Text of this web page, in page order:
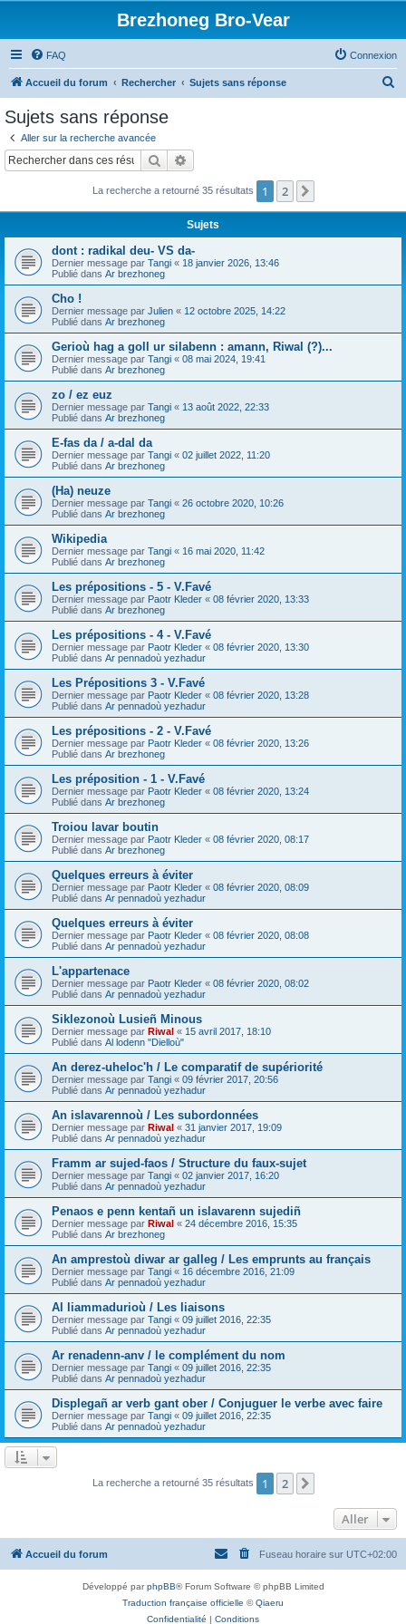
Brezhoneg Bro-Vear
FAQ Connexion
Accueil du forum Rechercher Sujets sans réponse
c
Sujets sans réponse
Aller sur la recherche avancée
Rechercher
La recherche a retourné 35 résultats 1 2
Sujets
dont : radikal deu- VS da-
Dernier message par Tangi « 18 janvier 2026, 13:46
Publié dans Ar brezhoneg
Cho !
Dernier message par Julien « 12 octobre 2025, 14:22
Publié dans Ar brezhoneg
Gerioù hag a goll ur silabenn : amann, Riwal (?)...
Dernier message par Tangi « 08 mai 2024, 19:41
Publié dans Ar brezhoneg
zo / ez euz
Dernier message par Tangi « 13 août 2022, 22:33
Publié dans Ar brezhoneg
E-fas da / a-dal da
Dernier message par Tangi « 02 juillet 2022, 11:20
Publié dans Ar brezhoneg
(Ha) neuze
Dernier message par Tangi « 26 octobre 2020, 10:26
Publié dans Ar brezhoneg
Wikipedia
Dernier message par Tangi « 16 mai 2020, 11:42
Publié dans Ar brezhoneg
Les prépositions - 5 - V.Favé
Dernier message par Paotr Kleder « 08 février 2020, 13:33
Publié dans Ar brezhoneg
Les prépositions - 4 - V.Favé
Dernier message par Paotr Kleder « 08 février 2020, 13:30
Publié dans Ar pennadoù yezhadur
Les Prépositions 3 - V.Favé
Dernier message par Paotr Kleder « 08 février 2020, 13:28
Publié dans Ar pennadoù yezhadur
Les prépositions - 2 - V.Favé
Dernier message par Paotr Kleder « 08 février 2020, 13:26
Publié dans Ar brezhoneg
Les préposition - 1 - V.Favé
Dernier message par Paotr Kleder « 08 février 2020, 13:24
Publié dans Ar brezhoneg
Troiou lavar boutin
Dernier message par Paotr Kleder « 08 février 2020, 08:17
Publié dans Ar brezhoneg
Quelques erreurs à éviter
Dernier message par Paotr Kleder « 08 février 2020, 08:09
Publié dans Ar pennadoù yezhadur
Quelques erreurs à éviter
Dernier message par Paotr Kleder « 08 février 2020, 08:08
Publié dans Ar pennadoù yezhadur
L'appartenace
Dernier message par Paotr Kleder « 08 février 2020, 08:02
Publié dans Ar pennadoù yezhadur
Siklezonoù Lusieñ Minous
Dernier message par Riwal « 15 avril 2017, 18:10
Publié dans Al lodenn "Dielloù"
An derez-uheloc'h / Le comparatif de supériorité
Dernier message par Tangi « 09 février 2017, 20:56
Publié dans Ar pennadoù yezhadur
An islavarennoù / Les subordonnées
Dernier message par Riwal « 31 janvier 2017, 19:09
Publié dans Ar pennadoù yezhadur
Framm ar sujed-faos / Structure du faux-sujet
Dernier message par Tangi « 02 janvier 2017, 16:20
Publié dans Ar pennadoù yezhadur
Penaos e penn kentañ un islavarenn sujediñ
Dernier message par Riwal « 24 décembre 2016, 15:35
Publié dans Ar brezhoneg
An amprestoù diwar ar galleg / Les emprunts au français
Dernier message par Tangi « 16 décembre 2016, 21:09
Publié dans Ar pennadoù yezhadur
Al liammadurioù / Les liaisons
Dernier message par Tangi « 09 juillet 2016, 22:35
Publié dans Ar pennadoù yezhadur
Ar renadenn-anv / le complément du nom
Dernier message par Tangi « 09 juillet 2016, 22:35
Publié dans Ar pennadoù yezhadur
Displegañ ar verb gant ober / Conjuguer le verbe avec faire
Dernier message par Tangi « 09 juillet 2016, 22:35
Publié dans Ar pennadoù yezhadur
La recherche a retourné 35 résultats 1 2
Aller
Accueil du forum Fuseau horaire sur UTC+02:00
Développé parphpBB® Forum Software © phpBB Limited
Traduction française officielle ©Qiaeru
Confidentialité | Conditions